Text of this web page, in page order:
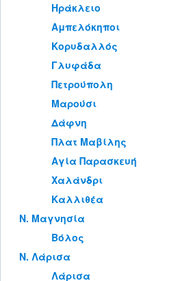
Ηράκλειο
Αμπελόκηποι
Κορυδαλλός
Γλυφάδα
Πετρούπολη
Μαρούσι
Δάφνη
Πλατ Μαβίλης
Αγία Παρασκευή
Χαλάνδρι
Καλλιθέα
Ν. Μαγνησία
Βόλος
Ν. Λάρισα
Λάρισα